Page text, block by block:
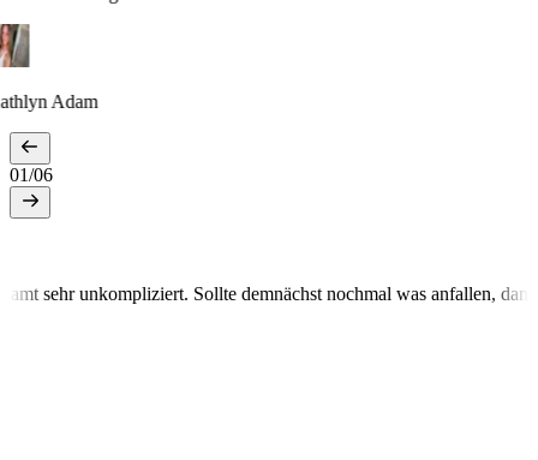
Adam
01/06
Sollte demnächst nochmal was anfallen, dann gehen